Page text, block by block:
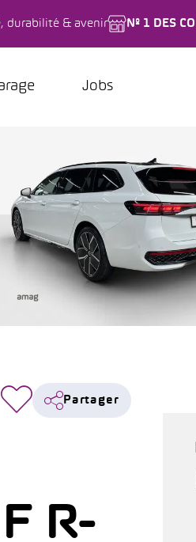
durabilité & avenir Nº 1 DES
Jobs
Partager
R-